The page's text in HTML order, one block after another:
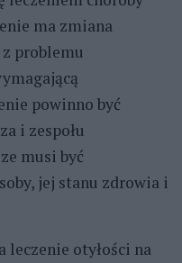
ma zmiana
problemu
powinno być
i zespołu
musi być
jej stanu zdrowia i
leczenie otyłości na